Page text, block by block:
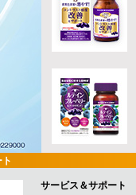
サービス＆サポート